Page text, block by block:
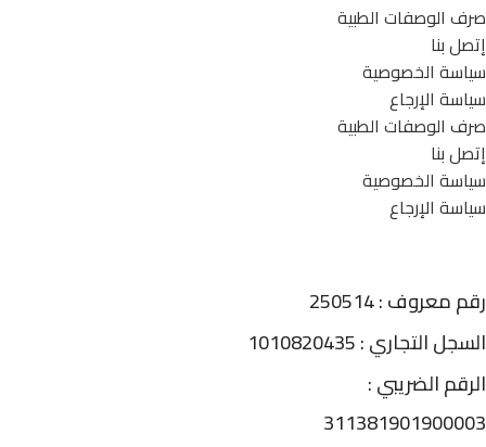
صرف الوصفات الطبية
إتصل بنا
سياسة الخصوصية
سياسة الإرجاع
صرف الوصفات الطبية
إتصل بنا
سياسة الخصوصية
سياسة الإرجاع
رقم معروف : 250514
السجل التجاري : 1010820435
الرقم الضريبي :
311381901900003